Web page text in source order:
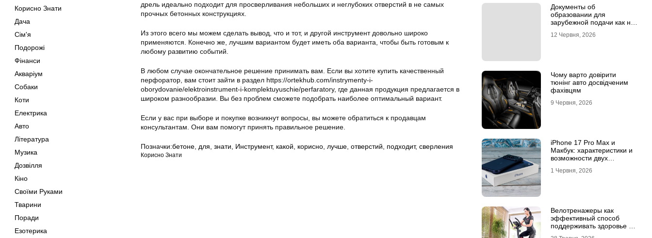
Корисно Знати
Дача
Сім'я
Подорожі
Фінанси
Акваріум
Собаки
Коти
Електрика
Авто
Література
Музика
Дозвілля
Кіно
Своїми Руками
Тварини
Поради
Езотерика
дрель идеально подходит для просверливания небольших и неглубоких отверстий в не самых
прочных бетонных конструкциях.
Из этого всего мы можем сделать вывод, что и тот, и другой инструмент довольно широко
применяются. Конечно же, лучшим вариантом будет иметь оба варианта, чтобы быть готовым к
любому развитию событий.
В любом случае окончательное решение принимать вам. Если вы хотите купить качественный
перфоратор, вам стоит зайти в раздел https://ortekhub.com/instrymenty-i-
oborydovanie/elektroinstrument-i-komplektuyuschie/perfaratory, где данная продукция предлагается в
широком разнообразии. Вы без проблем сможете подобрать наиболее оптимальный вариант.
Если у вас при выборе и покупке возникнут вопросы, вы можете обратиться к продавцам
консультантам. Они вам помогут принять правильное решение.
Позначки:бетоне для знати Инструмент, какой корисно лучше отверстий подходит, сверления
Корисно Знати
Документы об
образовании для
зарубежной подачи как не
апостиле
12 Червня, 2026
Чому варто довірити
тюнінг авто досвідченим
фахівцям
9 Червня, 2026
iPhone 17 Pro Max и
Макбук: характеристики и
возможности двух
1 Червня, 2026
Велотренажеры как
эффективный способ
поддерживать здоровье и